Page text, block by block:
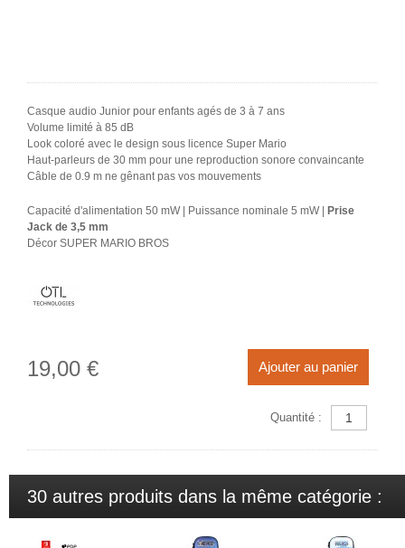
Casque audio Junior pour enfants agés de 3 à 7 ans
Volume limité à 85 dB
Look coloré avec le design sous licence Super Mario
Haut-parleurs de 30 mm pour une reproduction sonore convaincante
Câble de 0.9 m ne gênant pas vos mouvements
Capacité d'alimentation 50 mW | Puissance nominale 5 mW |
Prise
Jack de 3,5 mm
Décor SUPER MARIO BROS
19,00 € Ajouter au panier
Quantité :
30 autres produits dans la même catégorie :